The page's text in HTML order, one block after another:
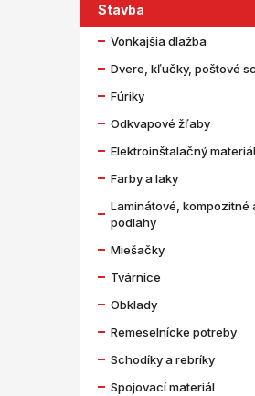
Stavba
Vonkajšia dlažba
Dvere, kľučky, poštové
Fúriky
Odkvapové žľaby
Elektroinštalačný materiál
Farby a laky
Laminátové, kompozitné
podlahy
Miešačky
Tvárnice
Obklady
Remeselnícke potreby
Schodíky a rebríky
Spojovací materiál